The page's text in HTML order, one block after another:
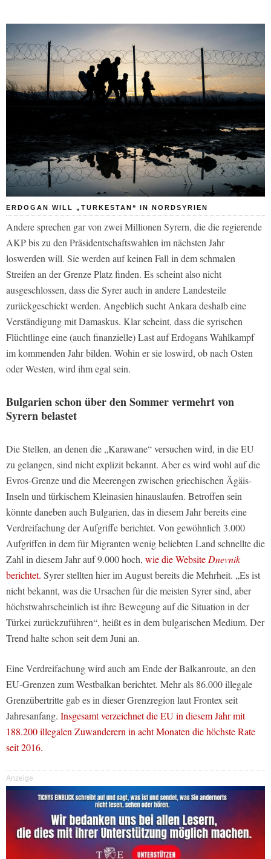
ERDOGAN WILL „TURKESTAN“ IN NORDSYRIEN
Andere sprechen gar von zwei Millionen Syrern, die die regierende
AKP bis zu den Präsidentschaftswahlen im nächsten Jahr
loswerden will. Sie werden auf keinen Fall in dem schmalen
Streifen an der Grenze Platz finden. Es scheint also nicht
ausgeschlossen, dass die Syrer auch in andere Landesteile
zurückgeschickt werden. Angeblich sucht Ankara deshalb eine
Verständigung mit Damaskus. Klar scheint, dass die syrischen
Flüchtlinge eine (auch finanzielle) Last auf Erdogans Wahlkampf
im kommenden Jahr bilden. Wohin er sie loswird, ob nach Osten
oder Westen, wird ihm egal sein.
Bulgarien schon über den Sommer vermehrt von
Syrern belastet
Die Stellen, an denen die „Karawane“ versuchen wird, in die EU
zu gelangen, sind nicht explizit bekannt. Aber es wird wohl auf die
Evros-Grenze und die Meerengen zwischen griechischen Ägäis-
Inseln und türkischem Kleinasien hinauslaufen. Betroffen sein
könnte daneben auch Bulgarien, das in diesem Jahr bereits eine
Verdreifachung der Aufgriffe berichtet. Von gewöhnlich 3.000
Aufgriffen in dem für Migranten wenig beliebten Land schnellte die
Zahl in diesem Jahr auf 9.000 hoch, wie die WebsiteDnevnik
berichtet. Syrer stellten hier im August bereits die Mehrheit. „Es ist
nicht bekannt, was die Ursachen für die meisten Syrer sind, aber
höchstwahrscheinlich ist ihre Bewegung auf die Situation in der
Türkei zurückzuführen“, heißt es in dem bulgarischen Medium. Der
Trend halte schon seit dem Juni an.
Eine Verdreifachung wird auch am Ende der Balkanroute, an den
EU-Grenzen zum Westbalkan berichtet. Mehr als 86.000 illegale
Grenzübertritte gab es in dieser Grenzregion laut Frontex seit
Jahresanfang. Insgesamt verzeichnet die EU in diesem Jahr mit
188.200 illegalen Zuwanderern in acht Monaten die höchste Rate
seit 2016.
Anzeige